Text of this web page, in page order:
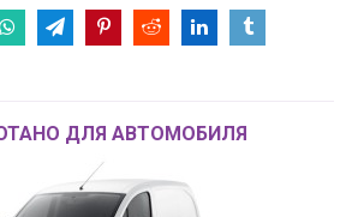
ДЛЯ АВТОМОБИЛЯ